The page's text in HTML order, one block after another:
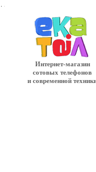
Интернет-магазин
сотовых телефонов
и современной